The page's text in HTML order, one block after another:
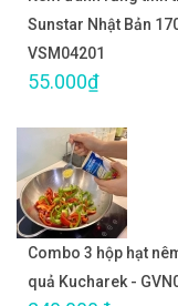
Sunstar Nhật Bản
VSM04201
55.000₫
Combo 3 hộp hạt
quả Kucharek -